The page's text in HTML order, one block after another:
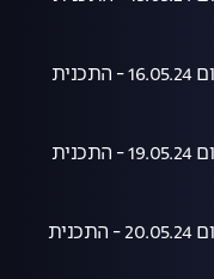
חדשות היום 16.05.24 - התכנית
חדשות היום 19.05.24 - התכנית
חדשות היום 20.05.24 - התכנית